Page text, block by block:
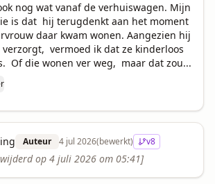
nog wat vanaf de verhuiswagen. Mijn
is dat  hij terugdenkt aan het moment
daar kwam wonen. Aangezien hij
vermoed ik dat ze kinderloos
Of die wonen ver weg,  maar dat zou...
Auteur 4 jul 2026(bewerkt) v8
op 4 juli 2026 om 05:41]